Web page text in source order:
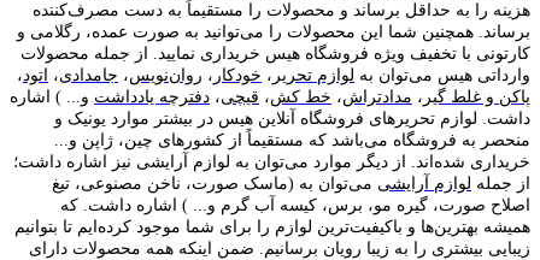
هزینه را به حداقل برساند و محصولات را مستقیماً به دست مصرف‌کننده
برساند. همچنین شما این محصولات را می‌توانید به صورت عمده، رگلامی و
کارتونی با تخفیف ویژه فروشگاه هیس خریداری نمایید. از جمله محصولات
وارداتی هیس می‌توان به لوازم تحریر ، خودکار ، روان‌نویس، جامدادی، اتود،
پاکن و غلط گیر ، مدادتراش، خط کش، قیچی، دفترچه یادداشت و... ) اشاره
داشت. لوازم تحریر‌های فروشگاه آنلاین هیس در بیشتر موارد یونیک و
منحصر به فروشگاه می‌باشد که مستقیماً از کشور‌های چین، ژاپن و...
خریداری شده‌اند. از دیگر موارد می‌توان به لوازم آرایشی نیز اشاره داشت؛
از جمله لوازم آرایشی می‌توان به (ماسک صورت، ناخن مصنوعی، تیغ
اصلاح صورت، گیره مو، برس، کیسه آب گرم و... ) اشاره داشت. که
همیشه بهترین‌ها و باکیفیت‌ترین لوازم را برای شما موجود کرده‌ایم تا بتوانیم
زیبایی بیشتری را به زیبا رویان برسانیم. ضمن اینکه همه محصولات دارای